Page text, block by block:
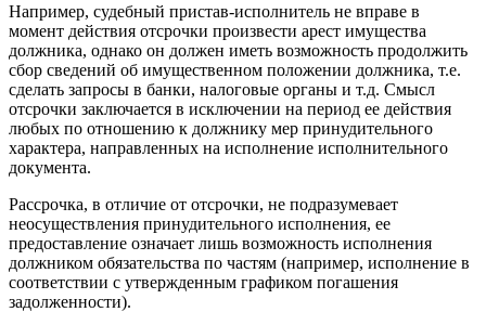
Например, судебный пристав-исполнитель не вправе в
момент действия отсрочки произвести арест имущества
должника, однако он должен иметь возможность продолжить
сбор сведений об имущественном положении должника, т.е.
сделать запросы в банки, налоговые органы и т.д. Смысл
отсрочки заключается в исключении на период ее действия
любых по отношению к должнику мер принудительного
характера, направленных на исполнение исполнительного
документа.
Рассрочка, в отличие от отсрочки, не подразумевает
неосуществления принудительного исполнения, ее
предоставление означает лишь возможность исполнения
должником обязательства по частям (например, исполнение в
соответствии с утвержденным графиком погашения
задолженности).